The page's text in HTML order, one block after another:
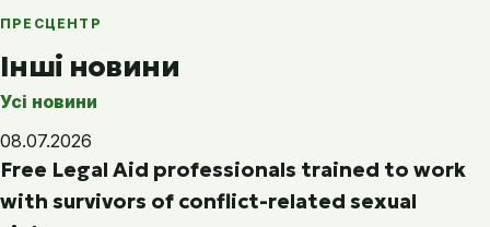
ПРЕСЦЕНТР
Інші новини
Усі новини
08.07.2026
Free Legal Aid professionals trained to work
with survivors of conflict-related sexual